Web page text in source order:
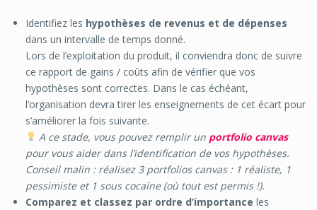
Identifiez les hypothèses de revenus et de dépenses
dans un intervalle de temps donné.
Lors de l’exploitation du produit, il conviendra donc de suivre
ce rapport de gains / coûts afin de vérifier que vos
hypothèses sont correctes. Dans le cas échéant,
l’organisation devra tirer les enseignements de cet écart pour
s’améliorer la fois suivante.
A ce stade, vous pouvez remplir un portfolio canvas
pour vous aider dans l’identification de vos hypothèses.
Conseil malin : réalisez 3 portfolios canvas : 1 réaliste, 1
pessimiste et 1 sous cocaïne (où tout est permis !).
Comparez et classez par ordre d’importance les